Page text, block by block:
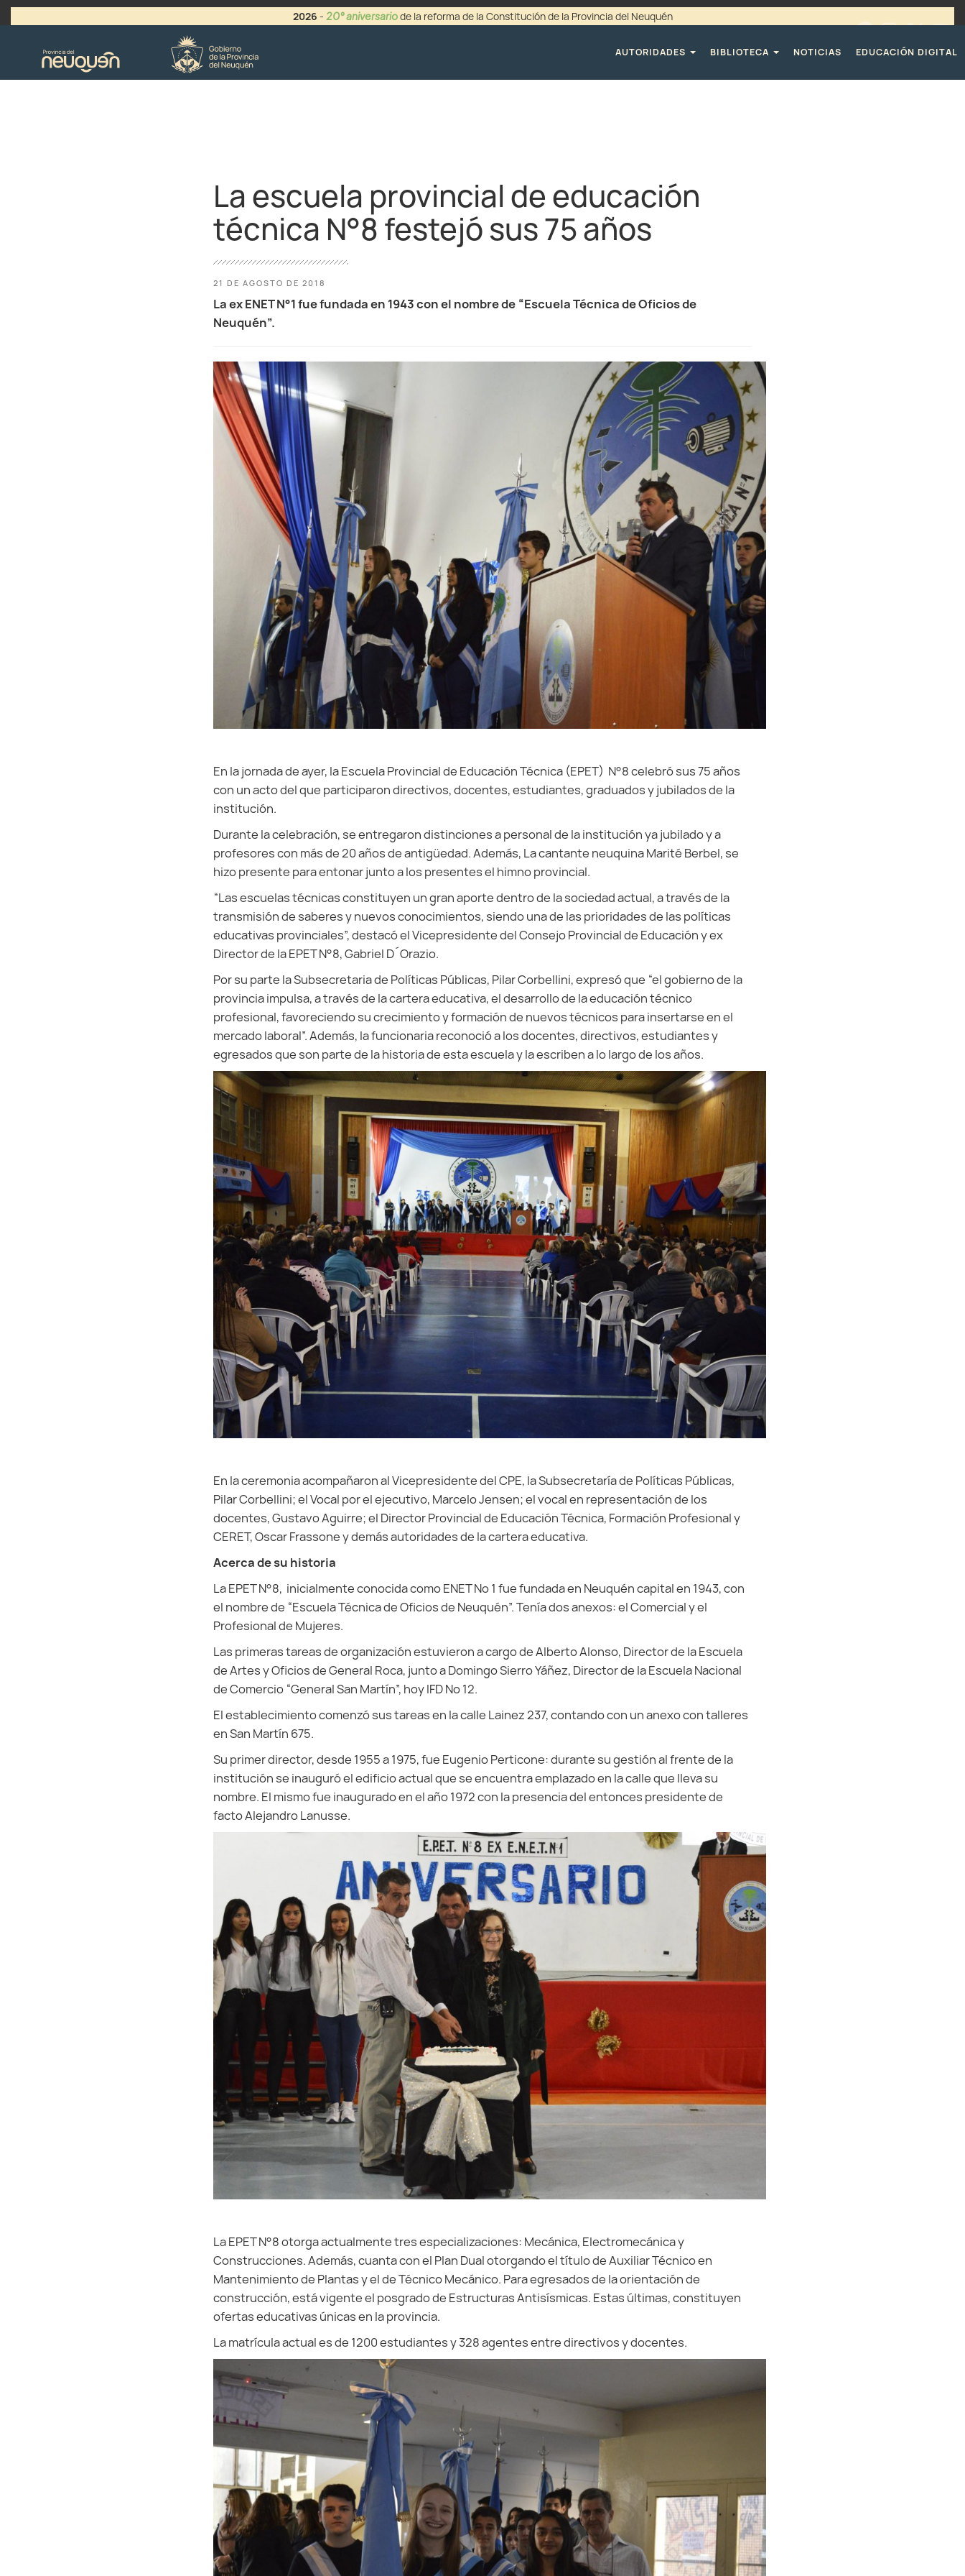
2026 - 20° aniversariode la reforma de la Constitución de la Provincia del Neuquén
AUTORIDADES
BIBLIOTECA NOTICIAS EDUCACIÓN DIGITAL
La escuela provincial de educación
técnica N°8 festejó sus 75 años
21 DE AGOSTO DE 2018
La ex ENET N°1 fue fundada en 1943 con el nombre de “Escuela Técnica de Oficios de
Neuquén”.
En la jornada de ayer, la Escuela Provincial de Educación Técnica (EPET) N°8 celebró sus 75 años
con un acto del que participaron directivos, docentes, estudiantes, graduados y jubilados de la
institución.
Durante la celebración, se entregaron distinciones a personal de la institución ya jubilado y a
profesores con más de 20 años de antigüedad. Además, La cantante neuquina Marité Berbel, se
hizo presente para entonar junto a los presentes el himno provincial.
“Las escuelas técnicas constituyen un gran aporte dentro de la sociedad actual, a través de la
transmisión de saberes y nuevos conocimientos, siendo una de las prioridades de las políticas
educativas provinciales”, destacó el Vicepresidente del Consejo Provincial de Educación y ex
Director de la EPET N°8, Gabriel D´Orazio.
Por su parte la Subsecretaria de Políticas Públicas, Pilar Corbellini, expresó que “el gobierno de la
provincia impulsa, a través de la cartera educativa, el desarrollo de la educación técnico
profesional, favoreciendo su crecimiento y formación de nuevos técnicos para insertarse en el
mercado laboral”. Además, la funcionaria reconoció a los docentes, directivos, estudiantes y
egresados que son parte de la historia de esta escuela y la escriben a lo largo de los años.
En la ceremonia acompañaron al Vicepresidente del CPE, la Subsecretaría de Políticas Públicas,
Pilar Corbellini; el Vocal por el ejecutivo, Marcelo Jensen; el vocal en representación de los
docentes, Gustavo Aguirre; el Director Provincial de Educación Técnica, Formación Profesional y
CERET, Oscar Frassone y demás autoridades de la cartera educativa.
Acerca de su historia
La EPET N°8, inicialmente conocida como ENET Nº 1 fue fundada en Neuquén capital en 1943, con
el nombre de “Escuela Técnica de Oficios de Neuquén”. Tenía dos anexos: el Comercial y el
Profesional de Mujeres.
Las primeras tareas de organización estuvieron a cargo de Alberto Alonso, Director de la Escuela
de Artes y Oficios de General Roca, junto a Domingo Sierro Yáñez, Director de la Escuela Nacional
de Comercio “General San Martín”, hoy IFD Nº 12.
El establecimiento comenzó sus tareas en la calle Lainez 237, contando con un anexo con talleres
en San Martín 675.
Su primer director, desde 1955 a 1975, fue Eugenio Perticone: durante su gestión al frente de la
institución se inauguró el edificio actual que se encuentra emplazado en la calle que lleva su
nombre. El mismo fue inaugurado en el año 1972 con la presencia del entonces presidente de
facto Alejandro Lanusse.
La EPET N°8 otorga actualmente tres especializaciones: Mecánica, Electromecánica y
Construcciones. Además, cuanta con el Plan Dual otorgando el título de Auxiliar Técnico en
Mantenimiento de Plantas y el de Técnico Mecánico. Para egresados de la orientación de
construcción, está vigente el posgrado de Estructuras Antisísmicas. Estas últimas, constituyen
ofertas educativas únicas en la provincia.
La matrícula actual es de 1200 estudiantes y 328 agentes entre directivos y docentes.